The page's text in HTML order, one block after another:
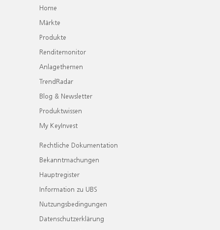
Home
Märkte
Produkte
Renditemonitor
Anlagethemen
TrendRadar
Blog & Newsletter
Produktwissen
My KeyInvest
Rechtliche Dokumentation
Bekanntmachungen
Hauptregister
Information zu UBS
Nutzungsbedingungen
Datenschutzerklärung